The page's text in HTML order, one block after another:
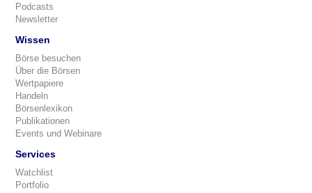
Podcasts
Newsletter
Wissen
Börse besuchen
Über die Börsen
Wertpapiere
Handeln
Börsenlexikon
Publikationen
Events und Webinare
Services
Watchlist
Portfolio